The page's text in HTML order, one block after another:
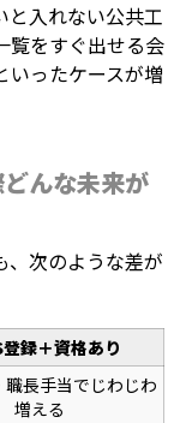
と入れない公共工
覧をすぐ出せる会
いったケースが増
んな未来が
、次のような差が
録＋資格あり
職長手当でじわじわ
増える